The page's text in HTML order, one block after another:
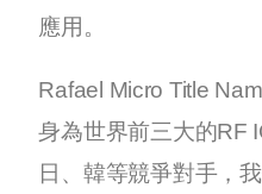
應用。
Rafael Micro Title
身為世界前三大的RF
日、韓等競爭對手，